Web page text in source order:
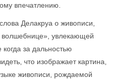
впечатлению.
Делакруа о живописи,
увлекающей
за дальностью
что изображает картина,
живописи, рождаемой